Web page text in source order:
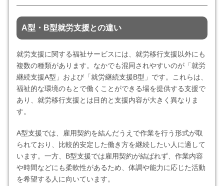
A型・B型就労支援との違い
就労支援に関する福祉サービスには、就労移行支援以外にも
複数の種類があります。なかでも混同されやすいのが「就労
継続支援A型」および「就労継続支援B型」です。これらは、
福祉的な環境のもとで働くことができる場を提供する支援で
あり、就労移行支援とは目的と支援内容が大きく異なりま
す。
A型支援では、雇用契約を結んだうえで作業を行う形式が取
られており、比較的安定した働き方を継続したい人に適して
います。一方、B型支援では雇用契約が結ばれず、作業内容
や時間などにも柔軟性があるため、体調や能力に応じた活動
を希望する人に向いています。